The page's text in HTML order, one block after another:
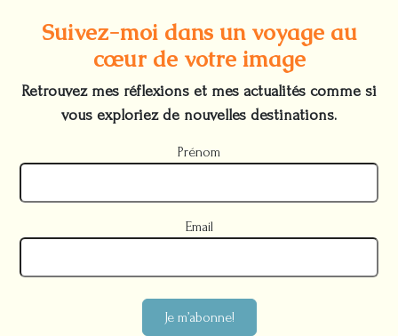
Suivez-moi dans un voyage au
cœur de votre image
Retrouvez mes réflexions et mes actualités comme si
vous exploriez de nouvelles destinations.
Prénom
Email
Je m’abonne!